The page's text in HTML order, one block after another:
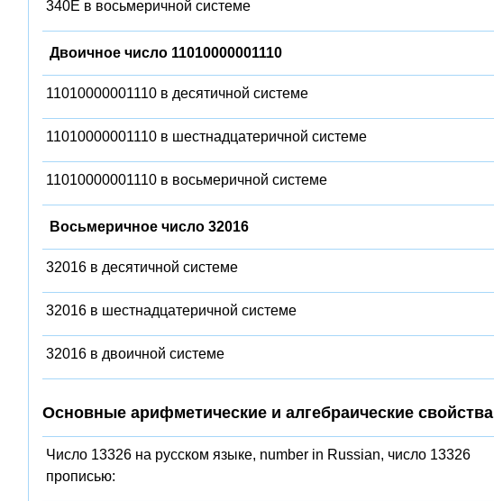
340E в восьмеричной системе
Двоичное число 11010000001110
11010000001110 в десятичной системе
11010000001110 в шестнадцатеричной системе
11010000001110 в восьмеричной системе
Восьмеричное число 32016
32016 в десятичной системе
32016 в шестнадцатеричной системе
32016 в двоичной системе
Основные арифметические и алгебраические свойства
Число 13326 на русском языке, number in Russian, число 13326
прописью: